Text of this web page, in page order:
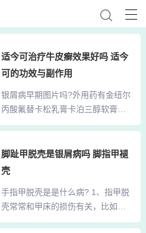
适今可治疗牛皮癣效果好吗 适今
可的功效与副作用
银屑病早期图片吗?外用药有金纽尔
丙酸氟替卡松乳膏卡泊三醇软膏、
适今可... 1、一般皮损为轻、中、重
通治疗，采用药物治疗即可。2、◆
您好，银屑病俗称为牛皮癣，是一
季节，它的发病原因较为复杂，目
前的医疗技术还不能根治，还需选
择中药对症治疗。另外，要调节好
脚趾甲脱壳是银屑病吗 脚指甲褪
壳
手指甲脱壳是是什么病? 1、指甲脱
壳常常和甲床的损伤有关，比如局
部的外伤或者是药物损伤，均可以